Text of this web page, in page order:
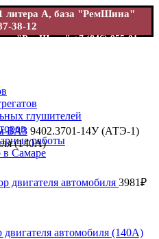
литера А, база "РемШина"
38-12
"РемШина" +7 (846) 955-01-
глушителей
работы
в Самаре
ВАЗ 9402.3701-14У (АТЭ-1)
(140А)
двигателя автомобиля 3981₽
автомобиля (140А)